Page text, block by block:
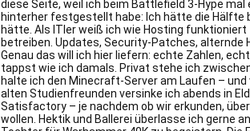
diese Seite, weil ich beim Battlefield 3-Hype
hinterher festgestellt habe: Ich hätte die Hälfte
hätte. Als ITler weiß ich wie Hosting
betreiben. Updates, Security-Patches,
Genau das will ich hier liefern: echte Zahlen,
tappst wie ich damals. Privat stehe ich
halte ich den Minecraft-Server am Laufen –
alten Studienfreunden versinke ich abends in
Satisfactory – je nachdem ob wir erkunden,
wollen. Hektik und Ballerei überlasse ich gerne